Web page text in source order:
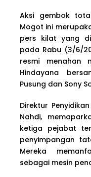
Aksi gembok
Mogot ini
pers kilat yang
pada Rabu (3/6/
resmi menahan
Hindayana
Pusung dan Sony
Direktur
Nahdi,
ketiga pejabat
penyimpangan
Mereka
sebagai mesin